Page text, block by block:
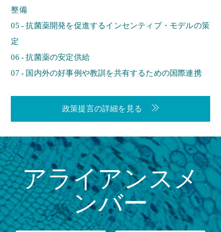
整備
05 - 抗菌薬開発を促進するインセンティブ・モデルの策
定
06 - 抗菌薬の安定供給
07 - 国内外の好事例や教訓を共有するための国際連携
政策提言の詳細を見る
アライアンスメ
ンバー